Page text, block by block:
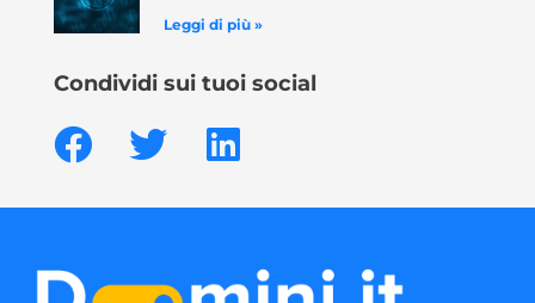
Leggi di più »
Condividi sui tuoi social